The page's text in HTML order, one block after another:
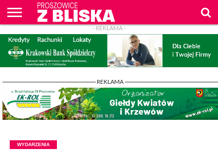
O
NAS
WIADOMOŚCI
ZAPYTAM
WPROST
CENNIK
REKLAM
PROSZOWICE
Z BLISKA
KONTAKT
- REKLAMA -
- REKLAMA -
WYDARZENIA